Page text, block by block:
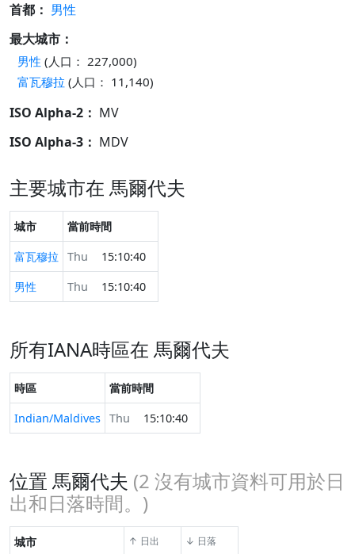
首都： 男性
最大城市：
男性 (人口： 227,000)
富瓦穆拉 (人口： 11,140)
ISO Alpha-2： MV
ISO Alpha-3： MDV
主要城市在 馬爾代夫
城市
當前時間
富瓦穆拉
Thu
15:10:40
男性
Thu 15:10:40
所有IANA時區在 馬爾代夫
時區
當前時間
Indian/Maldives Thu 15:10:40
位置 馬爾代夫 (2 沒有城市資料可用於日
出和日落時間。)
城市 ↑ 日出 ↓ 日落